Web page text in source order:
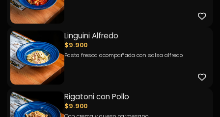
Linguini Alfredo
$9.900
Pasta fresca acompañada con salsa alfredo
Rigatoni con Pollo
$9.900